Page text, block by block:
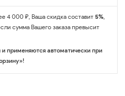
4 000 ₽, Ваша скидка составит 5%,
сумма Вашего заказа превысит
применяются автоматически при